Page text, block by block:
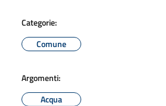
Categorie:
Comune
Argomenti:
Acqua